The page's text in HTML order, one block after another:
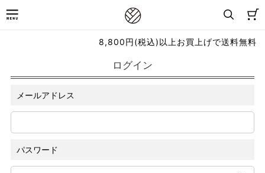
8,800円(税込)以上お買上げで送料無料
ログイン
メールアドレス
パスワード